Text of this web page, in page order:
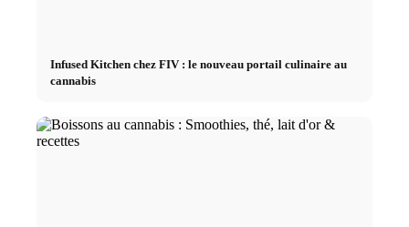
Infused Kitchen chez FIV : le nouveau portail culinaire au
cannabis